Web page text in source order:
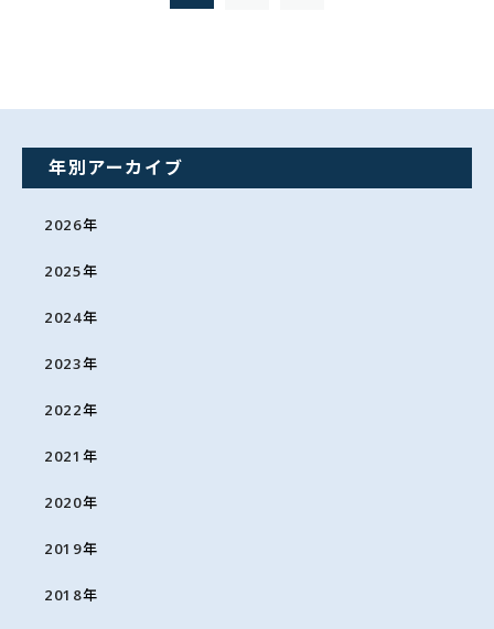
年別アーカイブ
2026年
2025年
2024年
2023年
2022年
2021 年
2020年
2019年
2018年